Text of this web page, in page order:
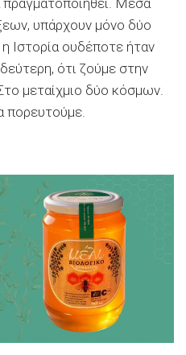
υπάρχουν μόνο δύο
Ιστορία ουδέποτε ήταν
ότι ζούμε στην
μεταίχμιο δύο κόσμων.
πορευτούμε.